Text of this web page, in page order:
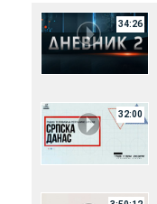
34:26
32:00